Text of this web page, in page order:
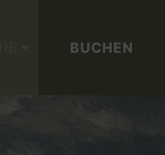
BUCHEN